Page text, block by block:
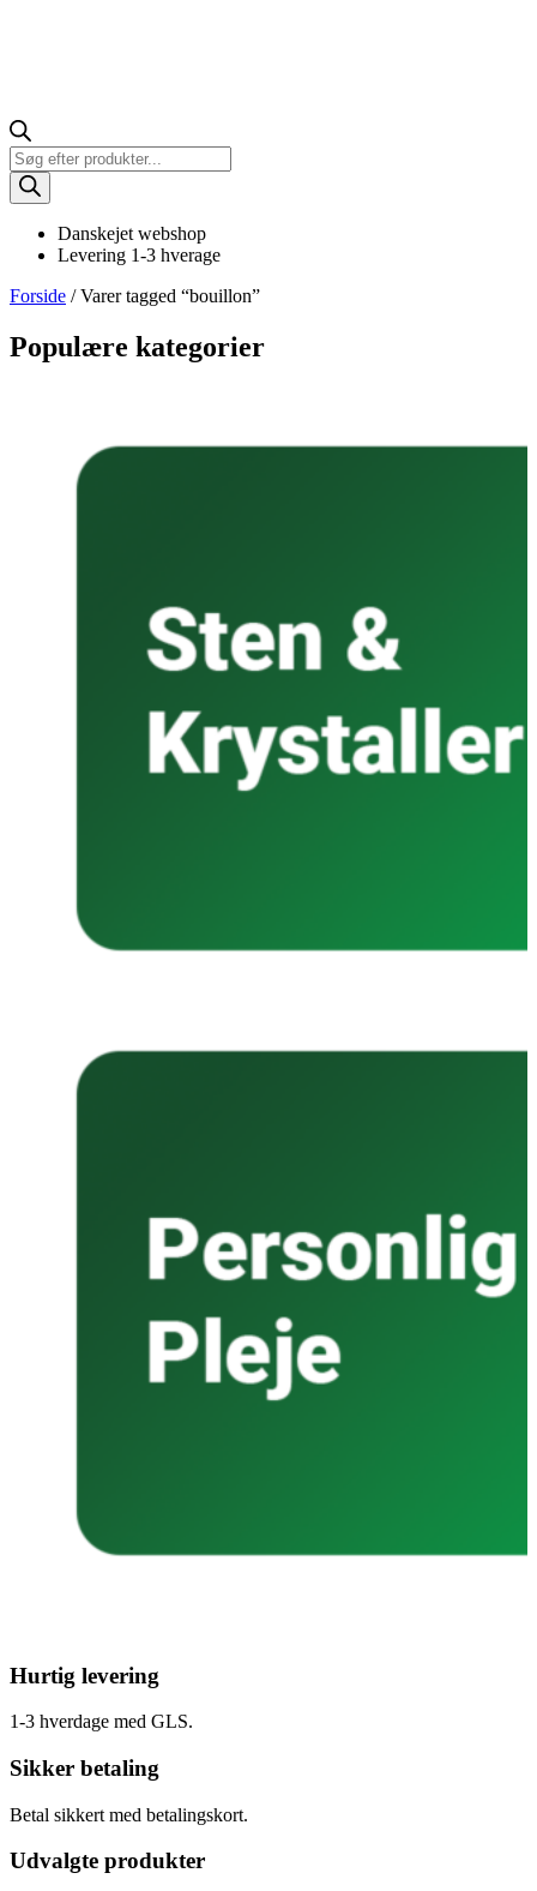
Products
search
Danskejet webshop
Levering 1-3 hverage
Forside / Varer tagged “bouillon”
Populære kategorier
Hurtig levering
1-3 hverdage med GLS.
Sikker betaling
Betal sikkert med betalingskort.
Udvalgte produkter